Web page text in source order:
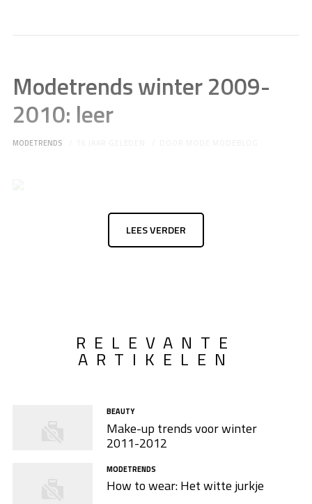
Modetrends winter 2009-
2010: leer
MODETRENDS
LEES VERDER
RELEVANTE
ARTIKELEN
BEAUTY
Make-up trends voor winter
2011-2012
MODETRENDS
How to wear: Het witte jurkje